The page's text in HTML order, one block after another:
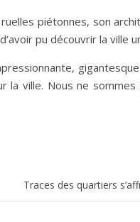
piétonnes, son
pu découvrir la
ville. Nous ne
Traces des quartiers